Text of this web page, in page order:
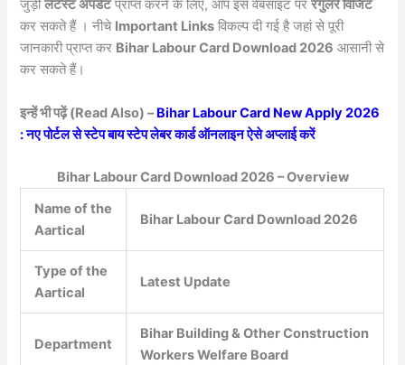
जुड़ीलेटेस्ट अपडेटप्राप्त करने के लिए, आप इस वेबसाइट पररेगुलर विजिट
कर सकते हैं । नीचे Important Links विकल्प दी गई है जहां से पूरी
जानकारी प्राप्त कर Bihar Labour Card Download 2026 आसानी से
कर सकते हैं।
इन्हें भी पढ़ें (Read Also) –Bihar Labour Card New Apply 2026
: नए पोर्टल से स्टेप बाय स्टेप लेबर कार्ड ऑनलाइन ऐसे अप्लाई करें
Bihar Labour Card Download 2026 – Overview
Name of the
Aartical
Bihar Labour Card Download 2026
Type of the
Aartical
Latest Update
Department
Bihar Building & Other Construction
Workers Welfare Board